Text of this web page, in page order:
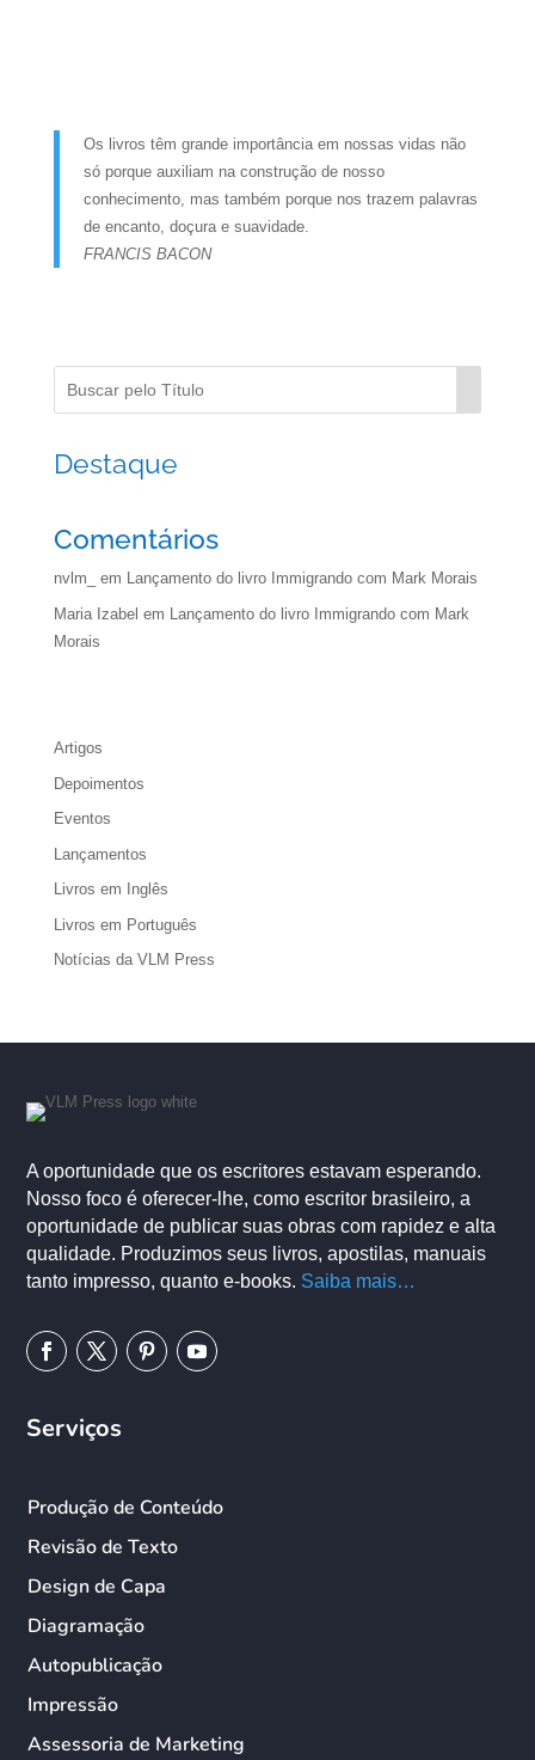
Os livros têm grande importância em nossas vidas não
só porque auxiliam na construção de nosso
conhecimento, mas também porque nos trazem palavras
de encanto, doçura e suavidade.
FRANCIS BACON
Destaque
Comentários
nvlm_ em Lançamento do livro Immigrando com Mark Morais
Maria Izabel em
Lançamento do livro Immigrando com Mark
Morais
Artigos
Depoimentos
Eventos
Lançamentos
Livros em Inglês
Livros em Português
Notícias da VLM Press
A oportunidade que os escritores estavam esperando.
Nosso foco é oferecer-lhe, como escritor brasileiro, a
oportunidade de publicar suas obras com rapidez e alta
qualidade. Produzimos seus livros, apostilas, manuais
tanto impresso, quanto e-books. Saiba mais…
Serviços
Produção de Conteúdo
Revisão de Texto
Design de Capa
Diagramação
Autopublicação
Impressão
Assessoria de Marketing